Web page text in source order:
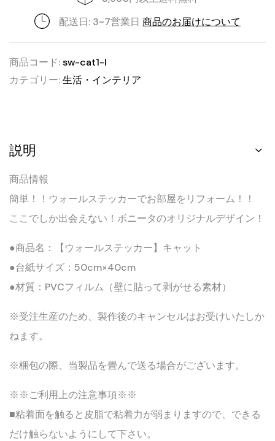
配送日: 3~7営業日 商品のお届けについて
商品コード:sw-cat1-l
カテゴリー:生活・インテリア
説明
商品情報
簡単！！ウォールステッカーでお部屋をリフォーム！！
ここでしか出会えない！ボニータのオリジナルデザイン！
●商品名：【ウォールステッカー】キャット
●台紙サイズ：50cm×40cm
●材質：PVCフィルム（壁に貼って剥がせる素材）
※受注生産のため、製作後のキャンセルはお受けいたしか
ねます。
※梱包の際、当製品を畳んで送る場合がございます。
※※ご利用上の注意事項※※
■粘着面を触ると皮脂で粘着力が弱まりますので、できる
だけ触らないようにして下さい。